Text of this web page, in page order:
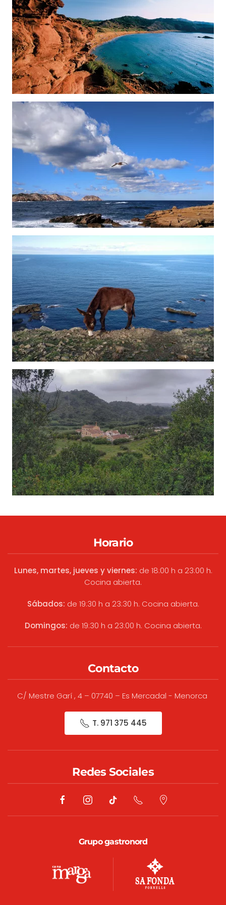
Ver
Ver
Ver
Horario
Lunes, martes, jueves y viernes: de 18:00 h a 23:00 h.
Cocina abierta.
Sábados: de 19:30 h a 23:30 h. Cocina abierta.
Domingos: de 19:30 h a 23:00 h. Cocina abierta.
Contacto
C/ Mestre Garí , 4 – 07740 – Es Mercadal - Menorca
T. 971 375 445
Redes Sociales
Grupo gastronord